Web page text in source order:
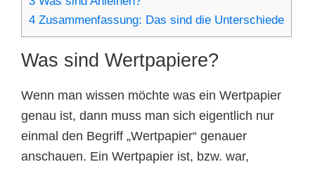
4 Zusammenfassung: Das sind die Unterschiede
Was sind Wertpapiere?
Wenn man wissen möchte was ein Wertpapier
genau ist, dann muss man sich eigentlich nur
einmal den Begriff „Wertpapier“ genauer
anschauen. Ein Wertpapier ist, bzw. war,